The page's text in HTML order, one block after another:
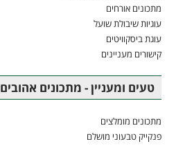
מתכונים אורחים
עוגיות שיבולת שועל
עוגת ביסקוויטים
קישורים מעניינים
טעים ומעניין - מתכונים אהובים
מתכונים מומלצים
פנקייק טבעוני מושלם